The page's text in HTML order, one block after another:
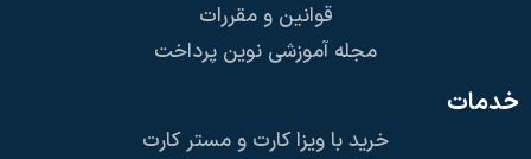
قوانین و مقررات
مجله آموزشی نوین پرداخت
خدمات
خرید با ویزا کارت و مستر کارت